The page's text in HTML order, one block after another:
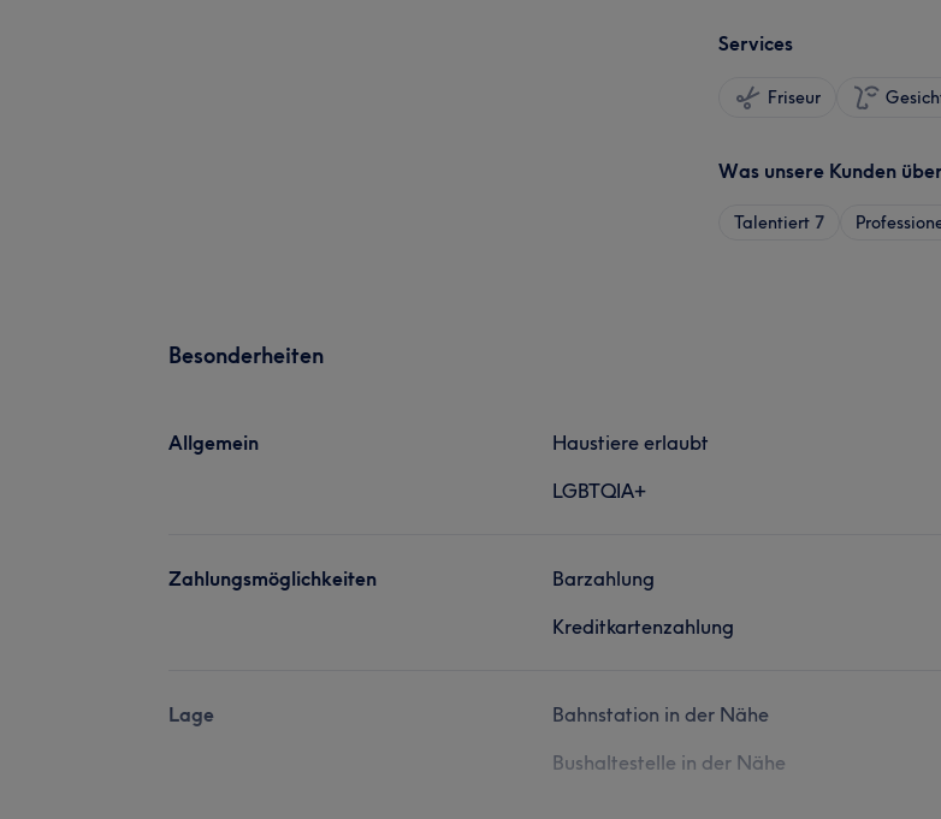
Services
Friseur
Was unsere Kunden
Talentiert 7
Besonderheiten
Allgemein
Haustiere erlaubt
LGBTQIA+
Zahlungsmöglichkeiten
Barzahlung
Kreditkartenzahlung
Lage
Bahnstation in der Nähe
Bushaltestelle in der Nähe